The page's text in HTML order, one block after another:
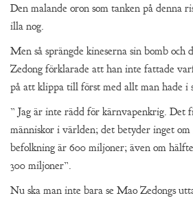
Den malande oron som tanken på denna
illa nog.
Men så sprängde kineserna sin bomb och
Zedong förklarade att han inte fattade
på att klippa till först med allt man hade i
” Jag är inte rädd för kärnvapenkrig. Det
människor i världen; det betyder inget
befolkning är 600 miljoner; även om
300 miljoner”.
Nu ska man inte bara se Mao Zedongs